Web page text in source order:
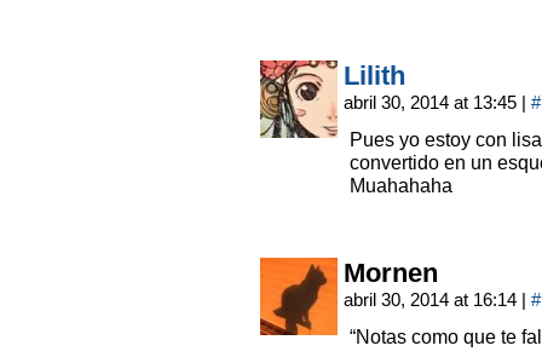
Lilith
abril 30, 2014 at 13:45 | #
Pues yo estoy con
convertido en un
Muahahaha
Mornen
abril 30, 2014 at 16:14 | #
“Notas como que te